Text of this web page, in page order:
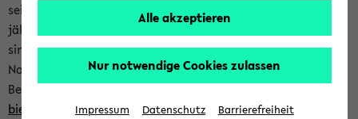
seit 2023 verleiht das Rektorat der Universität Bielefeld
jährlich den Nachhaltigkeitspreis für Abschlussarbeiten. Sie
sind herzlich eingeladen sich mit Ihrer Abschlussarbeit beim
Nachhaltigkeitsbüro zu bewerben. Bitte nutzen Sie für Ihre
Bewerbung dieses Formular<https://formulare.uni-
bielefeld.de/frontend-server/form/provide/913/>. Die
Alle akzeptieren
Nur notwendige Cookies zulassen
Impressum Datenschutz Barrierefreiheit